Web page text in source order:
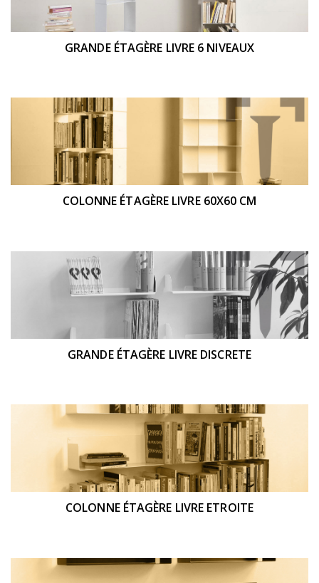
GRANDE ÉTAGÈRE LIVRE 6 NIVEAUX
COLONNE ÉTAGÈRE LIVRE 60X60 CM
GRANDE ÉTAGÈRE LIVRE DISCRETE
COLONNE ÉTAGÈRE LIVRE ETROITE